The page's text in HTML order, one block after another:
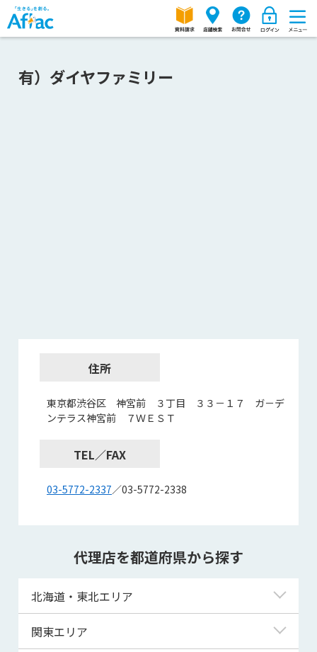
有）ダイヤファミリー
住所
東京都渋谷区 神宮前 ３丁目 ３３－１７ ガ－デ
ンテラス神宮前 ７ＷＥＳＴ
TEL／FAX
03-5772-2337／03-5772-2338
代理店を都道府県から探す
北海道・東北エリア
北海道
関東エリア